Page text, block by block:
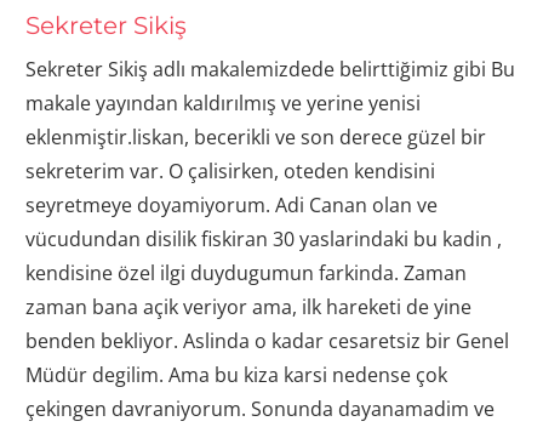
Sekreter Sikiş
Sekreter Sikiş adlı makalemizdede belirttiğimiz gibi Bu
makale yayından kaldırılmış ve yerine yenisi
eklenmiştir.liskan, becerikli ve son derece güzel bir
sekreterim var. O çalisirken, oteden kendisini
seyretmeye doyamiyorum. Adi Canan olan ve
vücudundan disilik fiskiran 30 yaslarindaki bu kadin ,
kendisine özel ilgi duydugumun farkinda. Zaman
zaman bana açik veriyor ama, ilk hareketi de yine
benden bekliyor. Aslinda o kadar cesaretsiz bir Genel
Müdür degilim. Ama bu kiza karsi nedense çok
çekingen davraniyorum. Sonunda dayanamadim ve